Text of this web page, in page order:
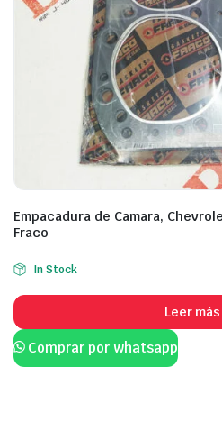
Empacadura de Camara,
Fraco
In Stock
Leer más
Comprar por whatsapp